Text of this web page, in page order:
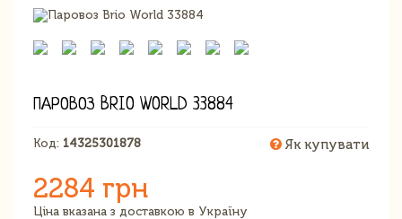
ПАРОВОЗ BRIO WORLD 33884
Код: 14325301878 Як купувати
2284 грн
Ціна вказана з доставкою в Україну